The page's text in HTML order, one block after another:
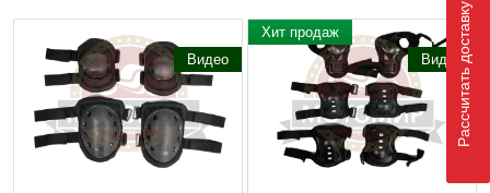
Видео
Хит продаж
ВидеоРассчитать доставку